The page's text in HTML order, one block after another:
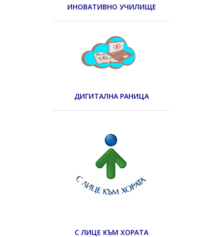
ИНОВАТИВНО УЧИЛИЩЕ
ДИГИТАЛНА РАНИЦА
С ЛИЦЕ КЪМ ХОРАТА